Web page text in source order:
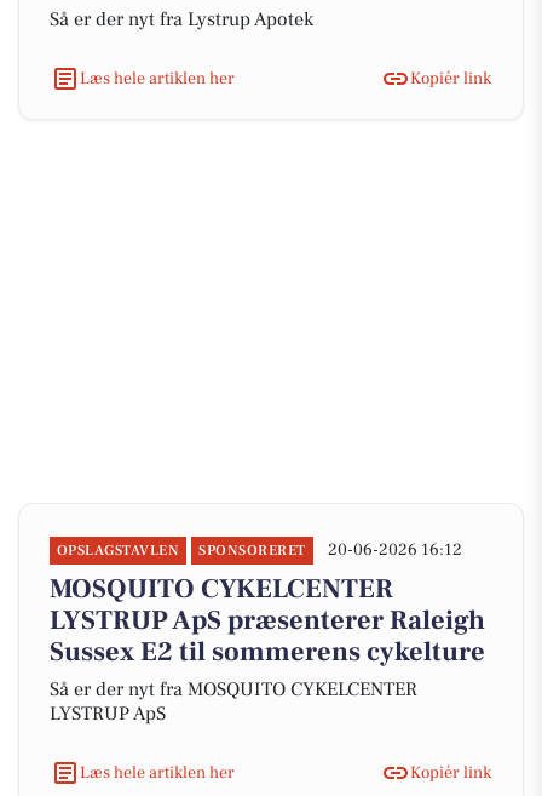
Så er der nyt fra Lystrup Apotek
Læs hele artiklen her Kopiér link
OPSLAGSTAVLEN SPONSORERET 20-06-2026 16:12
MOSQUITO CYKELCENTER
LYSTRUP ApS præsenterer Raleigh
Sussex E2 til sommerens cykelture
Så er der nyt fra MOSQUITO CYKELCENTER
LYSTRUP ApS
Læs hele artiklen her Kopiér link